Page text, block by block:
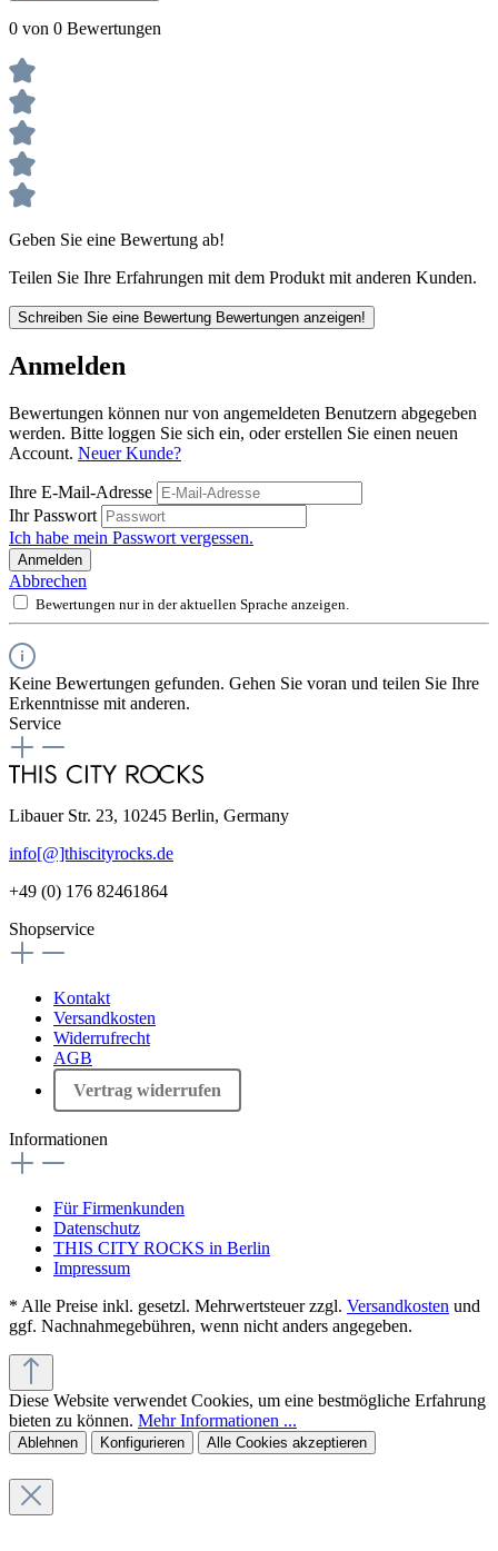
0 von 0 Bewertungen
Geben Sie eine Bewertung ab!
Teilen Sie Ihre Erfahrungen mit dem Produkt mit anderen Kunden.
Schreiben Sie eine Bewertung Bewertungen anzeigen!
Anmelden
Bewertungen können nur von angemeldeten Benutzern abgegeben
werden. Bitte loggen Sie sich ein, oder erstellen Sie einen neuen
Account. Neuer Kunde?
Ihre E-Mail-Adresse
Ihr Passwort
Ich habe mein Passwort vergessen.
Anmelden
Abbrechen
Bewertungen nur in der aktuellen Sprache anzeigen.
Keine Bewertungen gefunden. Gehen Sie voran und teilen Sie Ihre
Erkenntnisse mit anderen.
Service
Libauer Str. 23, 10245 Berlin, Germany
info[@]thiscityrocks.de
+49 (0) 176 82461864
Shopservice
Kontakt
Versandkosten
Widerrufrecht
AGB
Vertrag widerrufen
Informationen
Für Firmenkunden
Datenschutz
THIS CITY ROCKS in Berlin
Impressum
* Alle Preise inkl. gesetzl. Mehrwertsteuer zzgl. Versandkosten und
ggf. Nachnahmegebühren, wenn nicht anders angegeben.
Diese Website verwendet Cookies, um eine bestmögliche Erfahrung
bieten zu können. Mehr Informationen ...
Ablehnen Konfigurieren Alle Cookies akzeptieren